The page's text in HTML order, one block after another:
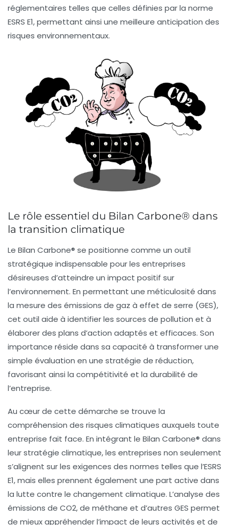
réglementaires telles que celles définies par la norme
ESRS E1, permettant ainsi une meilleure anticipation des
risques environnementaux.
Le rôle essentiel du Bilan Carbone® dans
la transition climatique
Le Bilan Carbone® se positionne comme un outil
stratégique indispensable pour les entreprises
désireuses d’atteindre un impact positif sur
l’environnement. En permettant une méticulosité dans
la mesure des émissions de gaz à effet de serre (GES),
cet outil aide à identifier les sources de pollution et à
élaborer des plans d’action adaptés et efficaces. Son
importance réside dans sa capacité à transformer une
simple évaluation en une stratégie de réduction,
favorisant ainsi la compétitivité et la durabilité de
l’entreprise.
Au cœur de cette démarche se trouve la
compréhension des risques climatiques auxquels toute
entreprise fait face. En intégrant le Bilan Carbone® dans
leur stratégie climatique, les entreprises non seulement
s’alignent sur les exigences des normes telles que l’ESRS
E1, mais elles prennent également une part active dans
la lutte contre le changement climatique. L’analyse des
émissions de CO2, de méthane et d’autres GES permet
de mieux appréhender l’impact de leurs activités et de